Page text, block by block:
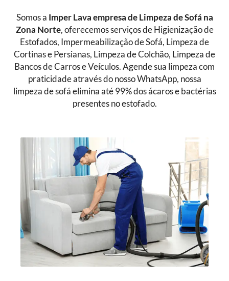
Somos a Imper Lava empresa de Limpeza de Sofá na
Zona Norte, oferecemos serviços de Higienização de
Estofados, Impermeabilização de Sofá, Limpeza de
Cortinas e Persianas, Limpeza de Colchão, Limpeza de
Bancos de Carros e Veículos. Agende sua limpeza com
praticidade através do nosso WhatsApp, nossa
limpeza de sofá elimina até 99% dos ácaros e bactérias
presentes no estofado.